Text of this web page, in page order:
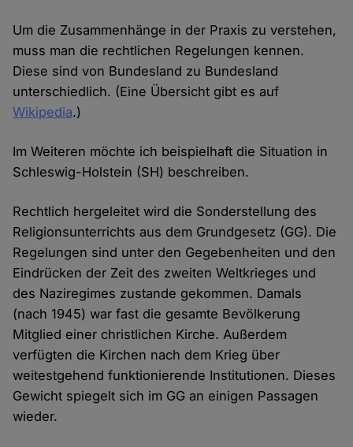
Um die Zusammenhänge in der Praxis zu verstehen,
muss man die rechtlichen Regelungen kennen.
Diese sind von Bundesland zu Bundesland
unterschiedlich. (Eine Übersicht gibt es auf
Wikipedia.)
Im Weiteren möchte ich beispielhaft die Situation in
Schleswig-Holstein (SH) beschreiben.
Rechtlich hergeleitet wird die Sonderstellung des
Religionsunterrichts aus dem Grundgesetz (GG). Die
Regelungen sind unter den Gegebenheiten und den
Eindrücken der Zeit des zweiten Weltkrieges und
des Naziregimes zustande gekommen. Damals
(nach 1945) war fast die gesamte Bevölkerung
Mitglied einer christlichen Kirche. Außerdem
verfügten die Kirchen nach dem Krieg über
weitestgehend funktionierende Institutionen. Dieses
Gewicht spiegelt sich im GG an einigen Passagen
wieder.